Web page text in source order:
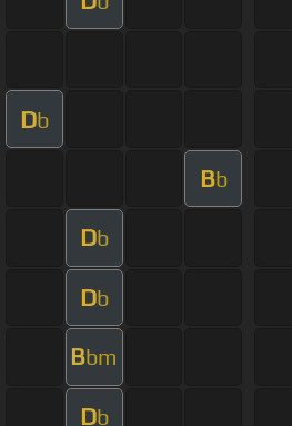
Db
Bb
Db
Db
Bbm
Db